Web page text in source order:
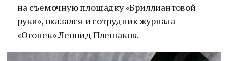
на съемочную площадку «Бриллиантовой
руки», оказался и сотрудник журнала
«Огонек» Леонид Плешаков.